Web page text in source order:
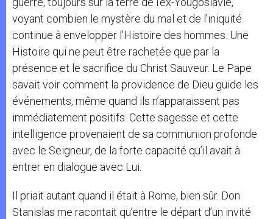
voyant combien le mystère du mal et de l’iniquité
continue à envelopper l’Histoire des hommes. Une
Histoire qui ne peut être rachetée que par la
présence et le sacrifice du Christ Sauveur. Le Pape
savait voir comment la providence de Dieu guide les
événements, même quand ils n’apparaissent pas
immédiatement positifs. Cette sagesse et cette
intelligence provenaient de sa communion profonde
avec le Seigneur, de la forte capacité qu’il avait à
entrer en dialogue avec Lui.
Il priait autant quand il était à Rome, bien sûr. Don
Stanislas me racontait qu’entre le départ d’un invité